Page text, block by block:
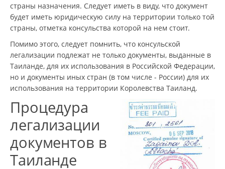
страны назначения. Следует иметь в виду, что документ
будет иметь юридическую силу на территории только той
страны, отметка консульства которой на нем стоит.
Помимо этого, следует помнить, что консульской
легализации подлежат не только документы, выданные в
Таиланде, для их использования в Российской Федерации,
но и документы иных стран (в том числе - России) для их
использования на территории Королевства Таиланд.
Процедура
легализации
документов в
Таиланде